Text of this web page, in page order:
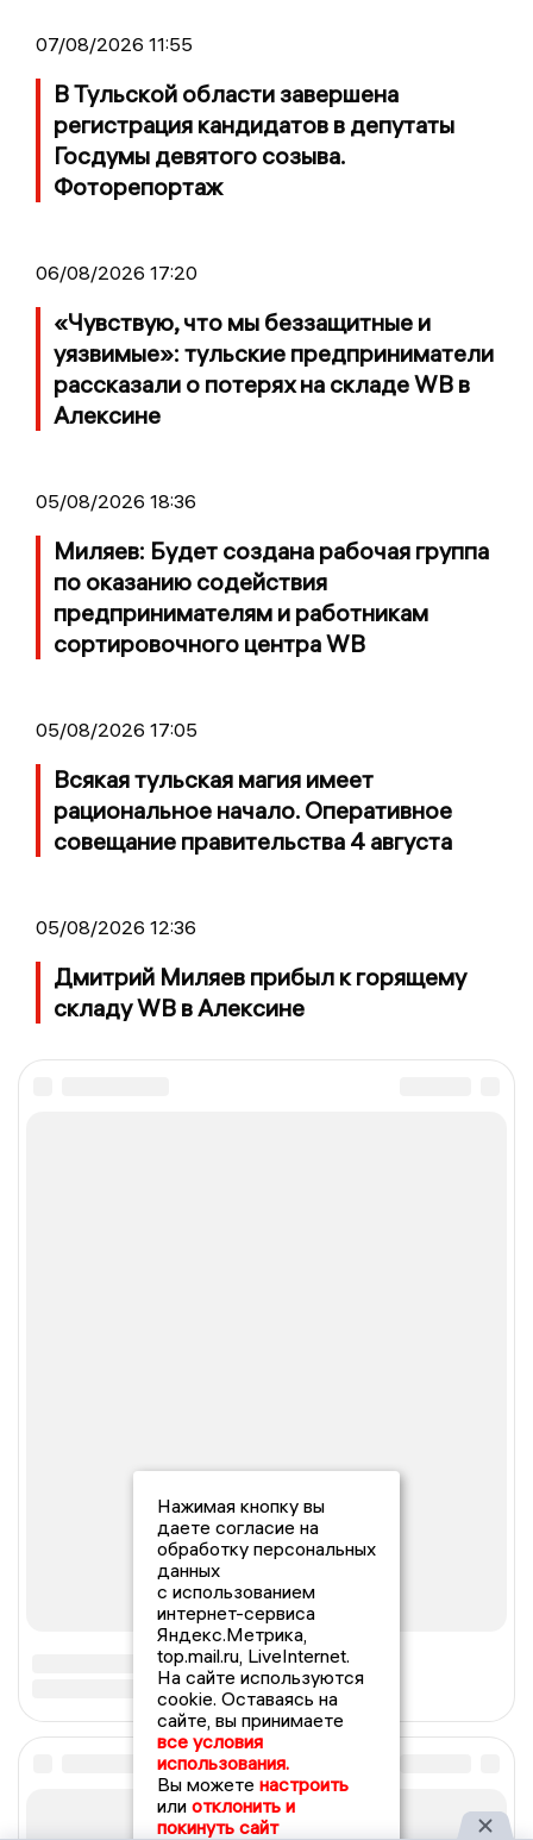
07/08/2026 11:55
В Тульской области завершена
регистрация кандидатов в депутаты
Госдумы девятого созыва.
Фоторепортаж
06/08/2026 17:20
«Чувствую, что мы беззащитные и
уязвимые»: тульские предприниматели
рассказали о потерях на складе WB в
Алексине
05/08/2026 18:36
Миляев: Будет создана рабочая группа
по оказанию содействия
предпринимателям и работникам
сортировочного центра WB
05/08/2026 17:05
Всякая тульская магия имеет
рациональное начало. Оперативное
совещание правительства 4 августа
05/08/2026 12:36
Дмитрий Миляев прибыл к горящему
складу WB в Алексине
Нажимая кнопку вы
даете согласие на
обработку персональных
данных
с использованием
интернет-сервиса
Яндекс.Метрика,
top.mail.ru, LiveInternet.
На сайте используются
cookie. Оставаясь на
сайте, вы принимаете
все условия
использования.
Вы можете настроить
или отклонить и
покинуть сайт